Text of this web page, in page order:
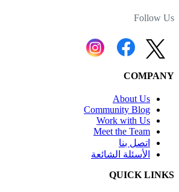
Follow Us
COMPANY
About Us
Community Blog
Work with Us
Meet the Team
اتصل بنا
الأسئلة الشائعة
QUICK LINKS